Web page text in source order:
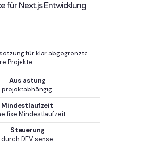
für Next.js Entwicklung
für klar abgegrenzte
Projekte.
Auslastung
projektabhängig
Mindestlaufzeit
fixe Mindestlaufzeit
Steuerung
durch DEV sense